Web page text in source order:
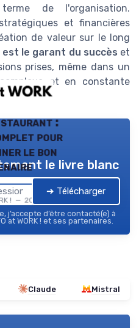
de l'organisation.
et financières
de valeur sur le long
est le garant du succès et
prises, même dans un
et en constante
:
pour
le bon
! — 2026
le livre blanc
➔ Télécharger
j’accepte d’être contacté(e) à
at WORK ! et ses partenaires.
Claude Mistral